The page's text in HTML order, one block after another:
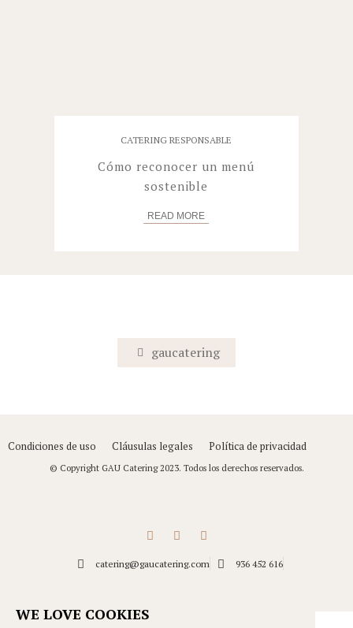
CATERING RESPONSABLE
Cómo reconocer un menú
sostenible
READ MORE
gaucatering
Condiciones de uso Cláusulas legales Política de privacidad
© Copyright GAU Catering 2023. Todos los derechos reservados.
catering@gaucatering.com
936 452 616
WE LOVE COOKIES